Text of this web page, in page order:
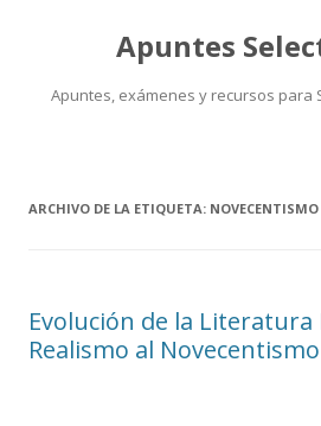
Apuntes
Apuntes, exámenes y recursos para
ARCHIVO DE LA ETIQUETA: NOVECENTISMO
Evolución de la Literatura
Realismo al Novecentismo